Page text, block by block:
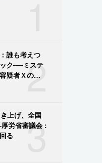
2
誰も考えつ
ク──ミステ
疑者Ｘの献
3
上げ、全国
労省審議会 :
る